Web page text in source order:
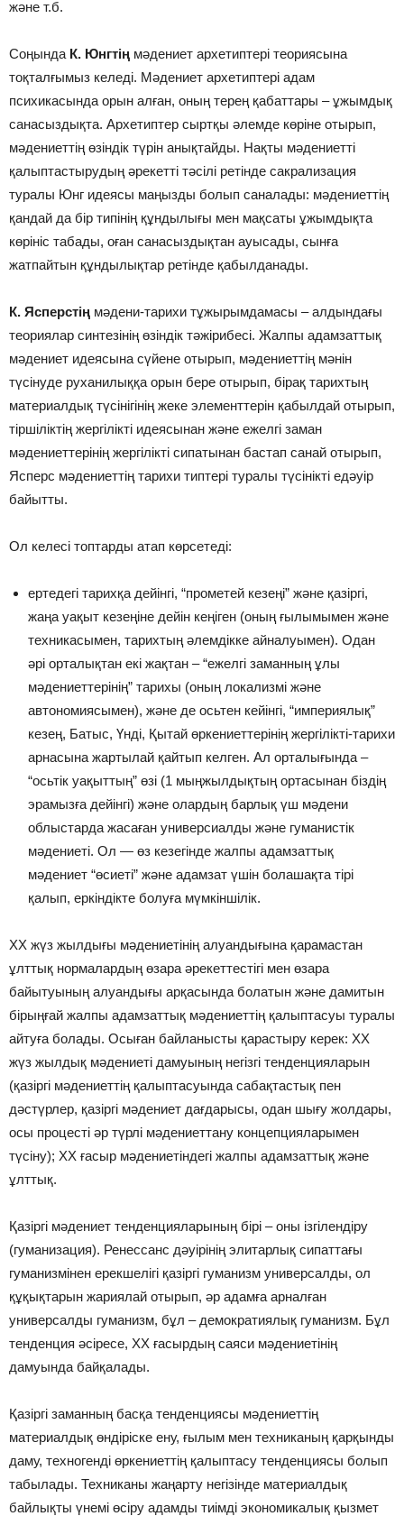
және т.б.
Соңында К. Юнгтің мәдениет архетиптері теориясына
тоқталғымыз келеді. Мәдениет архетиптері адам
психикасында орын алған, оның терең қабаттары – ұжымдық
санасыздықта. Архетиптер сыртқы әлемде көріне отырып,
мәдениеттің өзіндік түрін анықтайды. Нақты мәдениетті
қалыптастырудың әрекетті тәсілі ретінде сакрализация
туралы Юнг идеясы маңызды болып саналады: мәдениеттің
қандай да бір типінің құндылығы мен мақсаты ұжымдықта
көрініс табады, оған санасыздықтан ауысады, сынға
жатпайтын құндылықтар ретінде қабылданады.
К. Ясперстің мәдени-тарихи тұжырымдамасы – алдындағы
теориялар синтезінің өзіндік тәжірибесі. Жалпы адамзаттық
мәдениет идеясына сүйене отырып, мәдениеттің мәнін
түсінуде руханилыққа орын бере отырып, бірақ тарихтың
материалдық түсінігінің жеке элементтерін қабылдай отырып,
тіршіліктің жергілікті идеясынан және ежелгі заман
мәдениеттерінің жергілікті сипатынан бастап санай отырып,
Ясперс мәдениеттің тарихи типтері туралы түсінікті едәуір
байытты.
Ол келесі топтарды атап көрсетеді:
ертедегі тарихқа дейінгі, “прометей кезеңі” және қазіргі,
жаңа уақыт кезеңіне дейін кеңіген (оның ғылымымен және
техникасымен, тарихтың әлемдікке айналуымен). Одан
әрі орталықтан екі жақтан – “ежелгі заманның ұлы
мәдениеттерінің” тарихы (оның локализмі және
автономиясымен), және де осьтен кейінгі, “империялық”
кезең, Батыс, Үнді, Қытай өркениеттерінің жергілікті-тарихи
арнасына жартылай қайтып келген. Ал орталығында –
“осьтік уақыттың” өзі (1 мыңжылдықтың ортасынан біздің
эрамызға дейінгі) және олардың барлық үш мәдени
облыстарда жасаған универсиалды және гуманистік
мәдениеті. Ол — өз кезегінде жалпы адамзаттық
мәдениет “өсиеті” және адамзат үшін болашақта тірі
қалып, еркіндікте болуға мүмкіншілік.
ХХ жүз жылдығы мәдениетінің алуандығына қарамастан
ұлттық нормалардың өзара әрекеттестігі мен өзара
байытуының алуандығы арқасында болатын және дамитын
бірыңғай жалпы адамзаттық мәдениеттің қалыптасуы туралы
айтуға болады. Осыған байланысты қарастыру керек: ХХ
жүз жылдық мәдениеті дамуының негізгі тенденцияларын
(қазіргі мәдениеттің қалыптасуында сабақтастық пен
дәстүрлер, қазіргі мәдениет дағдарысы, одан шығу жолдары,
осы процесті әр түрлі мәдениеттану концепцияларымен
түсіну); ХХ ғасыр мәдениетіндегі жалпы адамзаттық және
ұлттық.
Қазіргі мәдениет тенденцияларының бірі – оны ізгілендіру
(гуманизация). Ренессанс дәуірінің элитарлық сипаттағы
гуманизмінен ерекшелігі қазіргі гуманизм универсалды, ол
құқықтарын жариялай отырып, әр адамға арналған
универсалды гуманизм, бұл – демократиялық гуманизм. Бұл
тенденция әсіресе, ХХ ғасырдың саяси мәдениетінің
дамуында байқалады.
Қазіргі заманның басқа тенденциясы мәдениеттің
материалдық өндіріске ену, ғылым мен техниканың қарқынды
даму, техногенді өркениеттің қалыптасу тенденциясы болып
табылады. Техниканы жаңарту негізінде материалдық
байлықты үнемі өсіру адамды тиімді экономикалық қызмет